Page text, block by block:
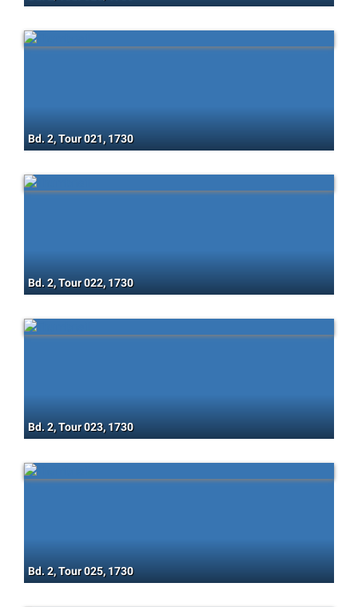
Bd. 2, Tour 021, 1730
Bd. 2, Tour 022, 1730
Bd. 2, Tour 023, 1730
Bd. 2, Tour 025, 1730